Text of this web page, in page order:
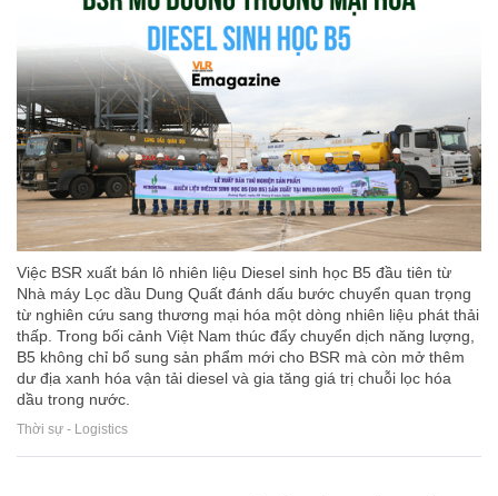
Việc BSR xuất bán lô nhiên liệu Diesel sinh học B5 đầu tiên từ
Nhà máy Lọc dầu Dung Quất đánh dấu bước chuyển quan trọng
từ nghiên cứu sang thương mại hóa một dòng nhiên liệu phát thải
thấp. Trong bối cảnh Việt Nam thúc đẩy chuyển dịch năng lượng,
B5 không chỉ bổ sung sản phẩm mới cho BSR mà còn mở thêm
dư địa xanh hóa vận tải diesel và gia tăng giá trị chuỗi lọc hóa
dầu trong nước.
Thời sự - Logistics